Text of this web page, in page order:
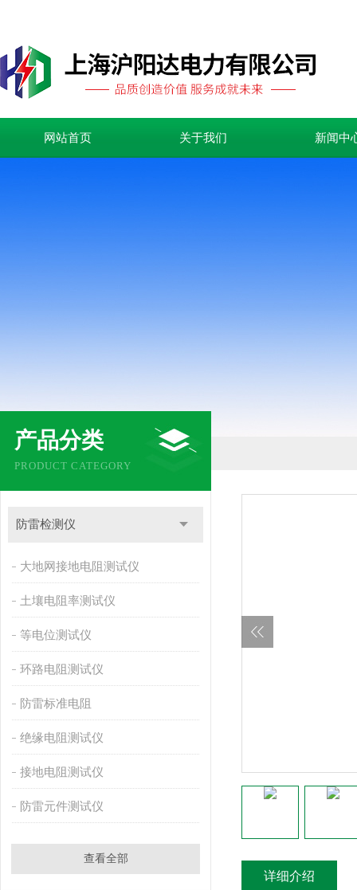
网站首页 关于我们 新闻中
产品分类
PRODUCT CATEGORY
防雷检测仪
大地网接地电阻测试仪
土壤电阻率测试仪
等电位测试仪
环路电阻测试仪
防雷标准电阻
绝缘电阻测试仪
接地电阻测试仪
防雷元件测试仪
查看全部
详细介绍